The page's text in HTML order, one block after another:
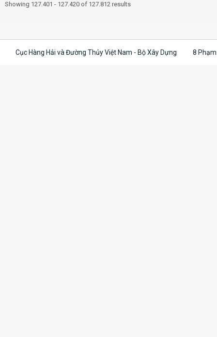
Showing 127.401 - 127.420 of 127.812 results
Cục Hàng Hải và Đường Thủy Việt Nam - Bộ Xây Dựng 8 Phạm